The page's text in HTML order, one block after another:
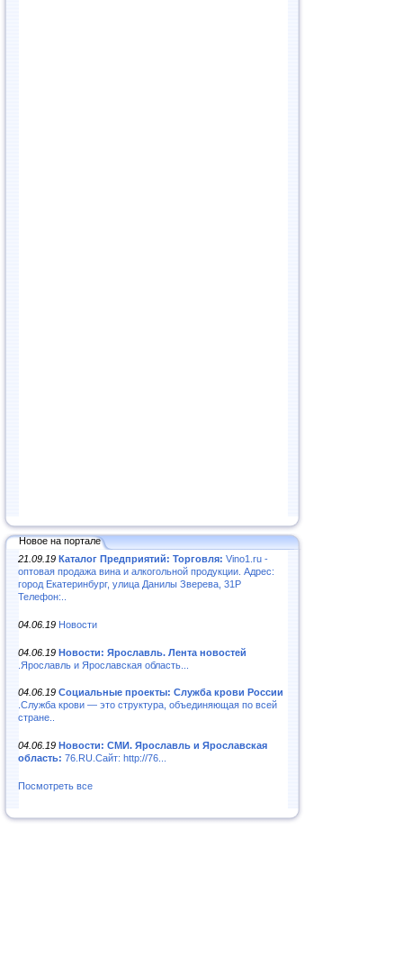
Новое на портале
21.09.19 Каталог Предприятий: Торговля: Vino1.ru -
оптовая продажа вина и алкогольной продукции. Адрес:
город Екатеринбург, улица Данилы Зверева, 31Р
Телефон:..
04.06.19 Новости
04.06.19 Новости: Ярославль. Лента новостей
.Ярославль и Ярославская область...
04.06.19 Социальные проекты: Служба крови России
.Служба крови — это структура, объединяющая по всей
стране..
04.06.19 Новости: СМИ. Ярославль и Ярославская
область: 76.RU.Сайт: http://76...
Посмотреть все